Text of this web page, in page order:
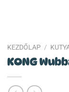
KEZDŐLAP /
KONG